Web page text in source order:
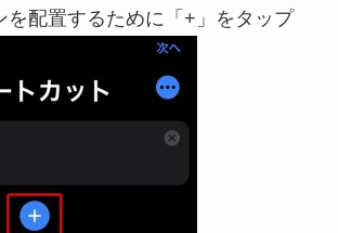
を配置するために「+」をタップ